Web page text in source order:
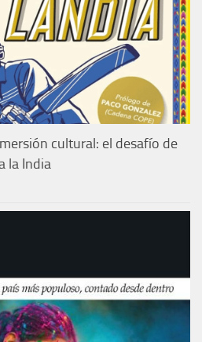
cultural: el desafío de
la India